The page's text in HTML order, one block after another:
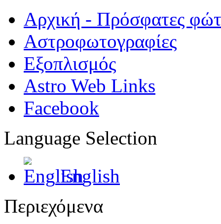
Αρχική - Πρόσφατες
Αστροφωτογραφίες
Εξοπλισμός
Astro Web Links
Facebook
Language Selection
English
Περιεχόμενα